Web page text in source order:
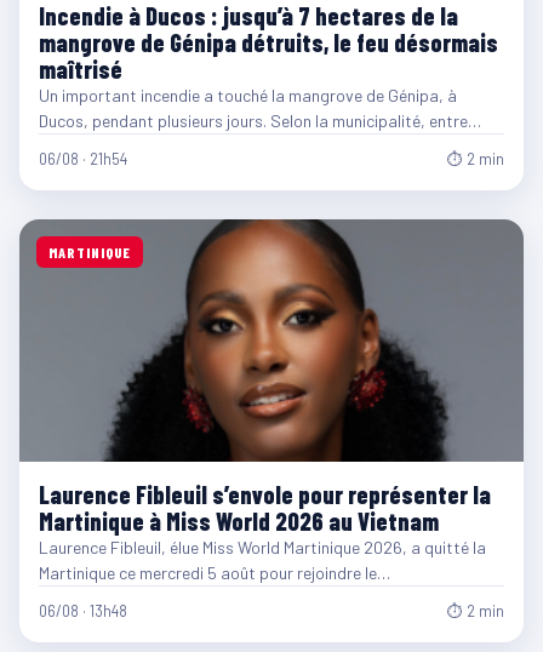
Incendie à Ducos : jusqu’à 7 hectares de la
mangrove de Génipa détruits, le feu désormais
maîtrisé
Un important incendie a touché la mangrove de Génipa, à
Ducos, pendant plusieurs jours. Selon la municipalité, entre…
06/08 · 21h54 ⏱ 2 min
MARTINIQUE
Laurence Fibleuil s’envole pour représenter la
Martinique à Miss World 2026 au Vietnam
Laurence Fibleuil, élue Miss World Martinique 2026, a quitté la
Martinique ce mercredi 5 août pour rejoindre le…
06/08 · 13h48 ⏱ 2 min